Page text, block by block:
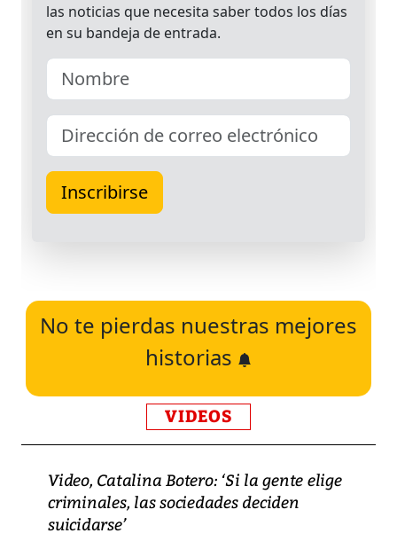
No te pierdas nuestras mejores
historias
VIDEOS
Video, Catalina Botero: ‘Si la gente elige
criminales, las sociedades deciden
suicidarse’